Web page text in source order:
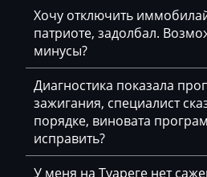
Hamm
Hatz
Haval
Hawtai
Hidromek
Higer
Хочу отключить
патриоте, задолбал.
минусы?
Диагностика показала
зажигания, специалист
порядке, виновата
исправить?
У меня на Туареге нет